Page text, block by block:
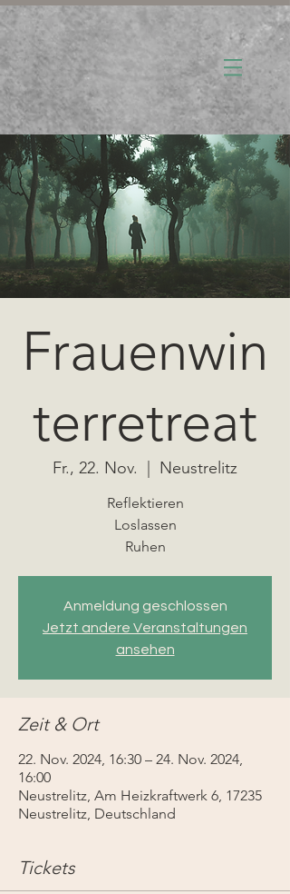
Frauenwin
terretreat
Fr., 22. Nov. Neustrelitz
Reflektieren
Loslassen
Ruhen
Anmeldung geschlossen
Jetzt andere Veranstaltungen
ansehen
Zeit & Ort
22. Nov. 2024, 16:30 – 24. Nov. 2024,
16:00
Neustrelitz, Am Heizkraftwerk 6, 17235
Neustrelitz, Deutschland
Tickets